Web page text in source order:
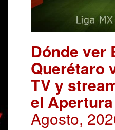
Dónde ver
Querétaro
TV y
el
Agosto,